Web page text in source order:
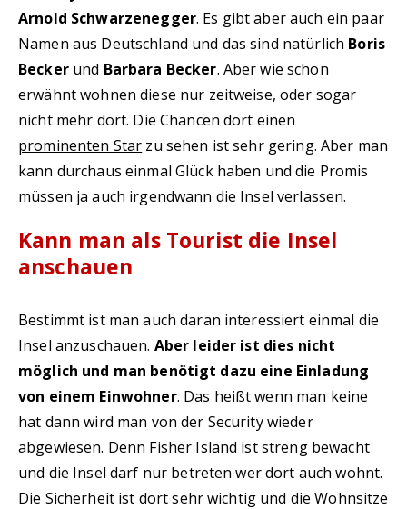
Arnold Schwarzenegger. Es gibt aber auch ein paar
Namen aus Deutschland und das sind natürlich Boris
Beckerund Barbara Becker. Aber wie schon
erwähnt wohnen diese nur zeitweise, oder sogar
nicht mehr dort. Die Chancen dort einen
prominenten Star zu sehen ist sehr gering. Aber man
kann durchaus einmal Glück haben und die Promis
müssen ja auch irgendwann die Insel verlassen.
Kann man als Tourist die Insel
anschauen
Bestimmt ist man auch daran interessiert einmal die
Insel anzuschauen. Aber leider ist dies nicht
möglich und man benötigt dazu eine Einladung
von einem Einwohner. Das heißt wenn man keine
hat dann wird man von der Security wieder
abgewiesen. Denn Fisher Island ist streng bewacht
und die Insel darf nur betreten wer dort auch wohnt.
Die Sicherheit ist dort sehr wichtig und die Wohnsitze